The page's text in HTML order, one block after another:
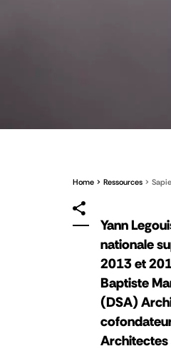
Home Ressources
Yann
nationale
2013 et
Baptiste
(DSA)
Architectes